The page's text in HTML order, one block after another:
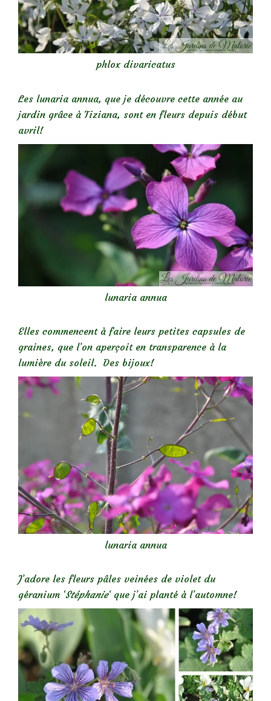
phlox divaricatus
Les lunaria annua, que je découvre cette année au
jardin grâce à Tiziana, sont en fleurs depuis début
avril!
lunaria annua
Elles commencent à faire leurs petites capsules de
graines, que l’on aperçoit en transparence à la
lumière du soleil. Des bijoux!
lunaria annua
J’adore les fleurs pâles veinées de violet du
géranium ‘Stéphanie‘ que j’ai planté à l’automne!